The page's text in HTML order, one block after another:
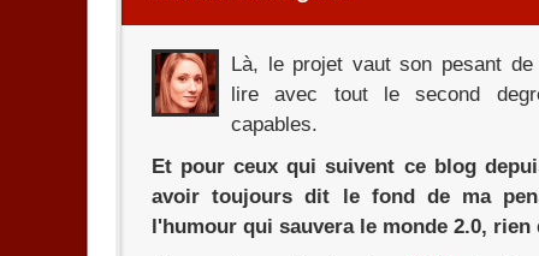
Là, le projet vaut son pesant
lire avec tout le second
capables.
Et pour ceux qui suivent ce blog
avoir toujours dit le fond de ma
l'humour qui sauvera le monde 2.0, rien